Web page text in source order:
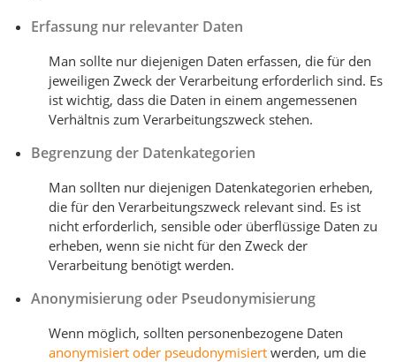
Erfassung nur relevanter Daten
Man sollte nur diejenigen Daten erfassen, die für den
jeweiligen Zweck der Verarbeitung erforderlich sind. Es
ist wichtig, dass die Daten in einem angemessenen
Verhältnis zum Verarbeitungszweck stehen.
Begrenzung der Datenkategorien
Man sollten nur diejenigen Datenkategorien erheben,
die für den Verarbeitungszweck relevant sind. Es ist
nicht erforderlich, sensible oder überflüssige Daten zu
erheben, wenn sie nicht für den Zweck der
Verarbeitung benötigt werden.
Anonymisierung oder Pseudonymisierung
Wenn möglich, sollten personenbezogene Daten
anonymisiert oder pseudonymisiert werden, um die